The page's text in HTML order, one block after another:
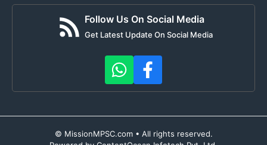
Follow Us On Social Media
Get Latest Update On Social Media
© MissionMPSC.com • All rights reserved.